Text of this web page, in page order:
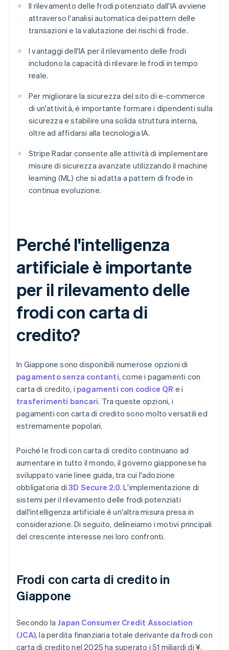
Il rilevamento delle frodi potenziato dall'IA avviene
attraverso l'analisi automatica dei pattern delle
transazioni e la valutazione dei rischi di frode.
I vantaggi dell'IA per il rilevamento delle frodi
includono la capacità di rilevare le frodi in tempo
reale.
Per migliorare la sicurezza del sito di e-commerce
di un'attività, è importante formare i dipendenti sulla
sicurezza e stabilire una solida struttura interna,
oltre ad affidarsi alla tecnologia IA.
Stripe Radar consente alle attività di implementare
misure di sicurezza avanzate utilizzando il machine
learning (ML) che si adatta a pattern di frode in
continua evoluzione.
Perché l'intelligenza
artificiale è importante
per il rilevamento delle
frodi con carta di
credito?
In Giappone sono disponibili numerose opzioni di
pagamento senza contanti, come i pagamenti con
carta di credito, i pagamenti con codice QR e i
trasferimenti bancari. Tra queste opzioni, i
pagamenti con carta di credito sono molto versatili ed
estremamente popolari.
Poiché le frodi con carta di credito continuano ad
aumentare in tutto il mondo, il governo giapponese ha
sviluppato varie linee guida, tra cui l'adozione
obbligatoria di3D Secure 2.0. L'implementazione di
sistemi per il rilevamento delle frodi potenziati
dall'intelligenza artificiale è un'altra misura presa in
considerazione. Di seguito, delineiamo i motivi principali
del crescente interesse nei loro confronti.
Frodi con carta di credito in
Giappone
Secondo la Japan Consumer Credit Association
(JCA), la perdita finanziaria totale derivante da frodi con
carta di credito nel 2025 ha superato i 51 miliardi di ¥.